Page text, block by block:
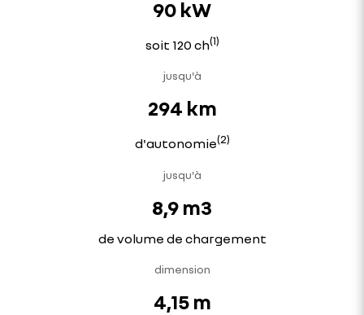
90 kW
soit 120 ch(1)
jusqu'à
294 km
d'autonomie(2)
jusqu'à
8,9 m3
de volume de chargement
dimension
4,15 m